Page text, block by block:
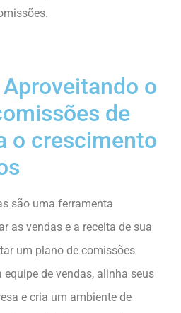
o
de
o crescimento
são uma ferramenta
as vendas e a receita de sua
um plano de comissões
de vendas, alinha seus
e cria um ambiente de